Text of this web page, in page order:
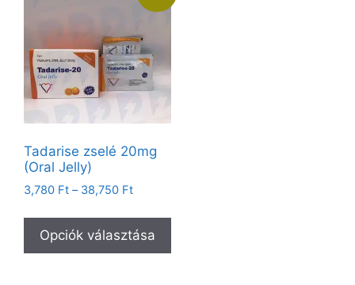
Tadarise zselé 20mg
(Oral Jelly)
3,780 Ft – 38,750 Ft
Opciók választása